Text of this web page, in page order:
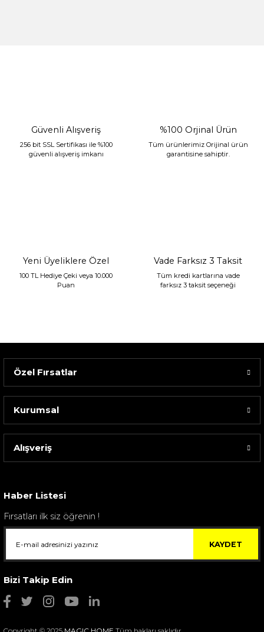
Sarev Elfıda Flanel Nevresim Takımı Çift Kişili...
Güvenli Alışveriş
256 bit SSL Sertifikası ile %100
güvenli alışveriş imkanı
%100 Orjinal Ürün
Tüm ürünlerimiz Orijinal ürün
garantisine sahiptir.
Yeni Üyeliklere Özel
100 TL Hediye Çeki veya 10.000
Puan
Vade Farksız 3 Taksit
Tüm kredi kartlarına vade
farksız 3 taksit seçeneği
Özel Fırsatlar
Kurumsal
Alışveriş
Haber Listesi
Fırsatları ilk siz öğrenin !
KAYDET
Bizi Takip Edin